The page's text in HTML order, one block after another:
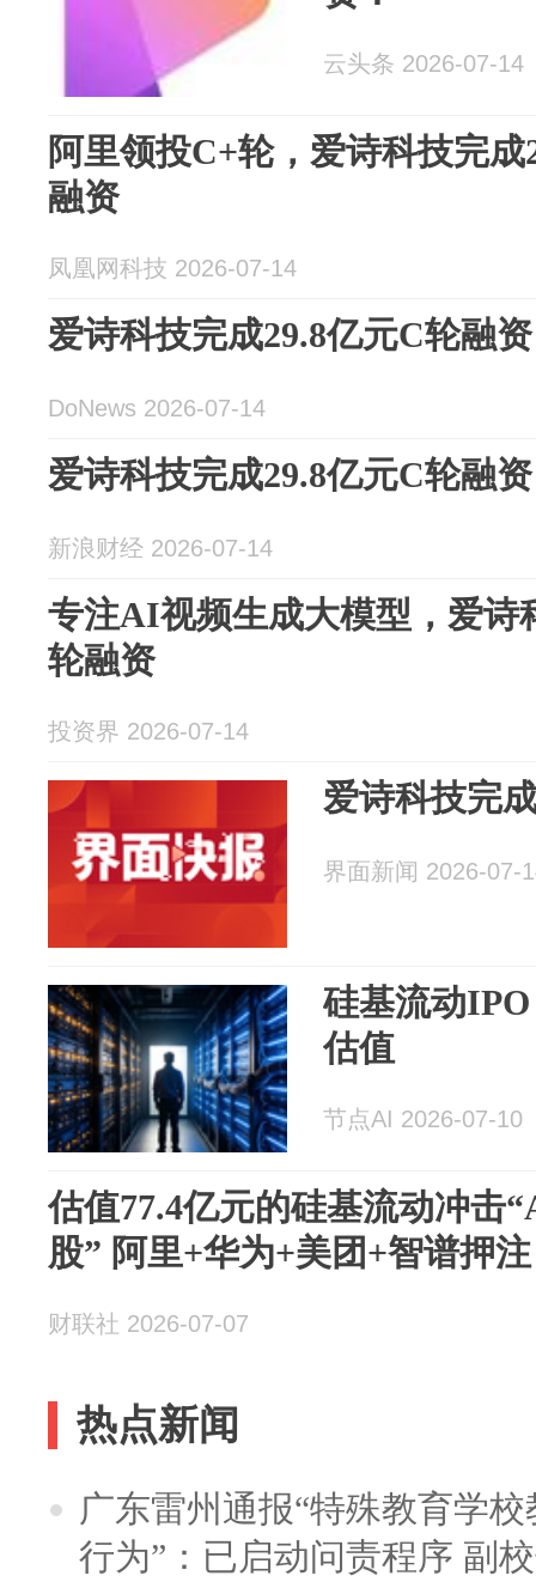
云头条 2026-07-14
阿里领投C+轮，爱诗科技完
融资
凤凰网科技 2026-07-14
爱诗科技完成29.8亿元C轮融资
DoNews 2026-07-14
爱诗科技完成29.8亿元C轮融资
新浪财经 2026-07-14
专注AI视频生成大模型，爱诗
轮融资
投资界 2026-07-14
爱诗科技完
界面新闻 2026-07-
硅基流动
估值
节点AI 2026-07-10
估值77.4亿元的硅基流动冲击
股” 阿里+华为+美团+智谱押注
财联社 2026-07-07
热点新闻
广东雷州通报“特殊教育学
行为”：已启动问责程序 副